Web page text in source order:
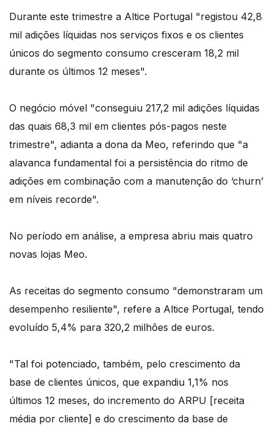
Durante este trimestre a Altice Portugal "registou 42,8
mil adições líquidas nos serviços fixos e os clientes
únicos do segmento consumo cresceram 18,2 mil
durante os últimos 12 meses".
O negócio móvel "conseguiu 217,2 mil adições líquidas
das quais 68,3 mil em clientes pós-pagos neste
trimestre", adianta a dona da Meo, referindo que "a
alavanca fundamental foi a persistência do ritmo de
adições em combinação com a manutenção do ‘churn’
em níveis recorde".
No período em análise, a empresa abriu mais quatro
novas lojas Meo.
As receitas do segmento consumo "demonstraram um
desempenho resiliente", refere a Altice Portugal, tendo
evoluído 5,4% para 320,2 milhões de euros.
"Tal foi potenciado, também, pelo crescimento da
base de clientes únicos, que expandiu 1,1% nos
últimos 12 meses, do incremento do ARPU [receita
média por cliente] e do crescimento da base de